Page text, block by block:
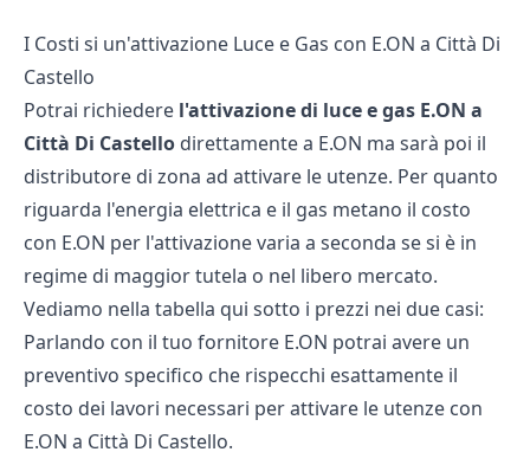
I Costi si un'attivazione Luce e Gas con E.ON a Città Di
Castello
Potrai richiedere l'attivazione di luce e gas E.ON a
Città Di Castello direttamente a E.ON ma sarà poi il
distributore di zona ad attivare le utenze. Per quanto
riguarda l'energia elettrica e il gas metano il costo
con E.ON per l'attivazione varia a seconda se si è in
regime di maggior tutela o nel libero mercato.
Vediamo nella tabella qui sotto i prezzi nei due casi:
Parlando con il tuo fornitore E.ON potrai avere un
preventivo specifico che rispecchi esattamente il
costo dei lavori necessari per attivare le utenze con
E.ON a Città Di Castello.